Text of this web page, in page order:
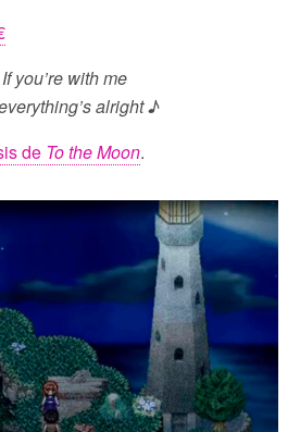
you’re with me
alright ♪
de To the Moon.